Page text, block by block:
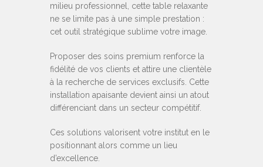
milieu professionnel, cette table relaxante
ne se limite pas à une simple prestation :
cet outil stratégique sublime votre image.
Proposer des soins premium renforce la
fidélité de vos clients et attire une clientèle
à la recherche de services exclusifs. Cette
installation apaisante devient ainsi un atout
différenciant dans un secteur compétitif.
Ces solutions valorisent votre institut en le
positionnant alors comme un lieu
d’excellence.